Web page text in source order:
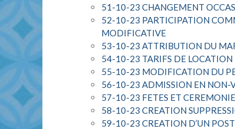
51-10-23 CHANGEMENT
52-10-23 PARTICIPATION
MODIFICATIVE
53-10-23 ATTRIBUTION DU
54-10-23 TARIFS DE LOCATION
55-10-23 MODIFICATION DU
56-10-23 ADMISSION EN NON-
57-10-23 FETES ET
58-10-23 CREATION
59-10-23 CREATION D’UN